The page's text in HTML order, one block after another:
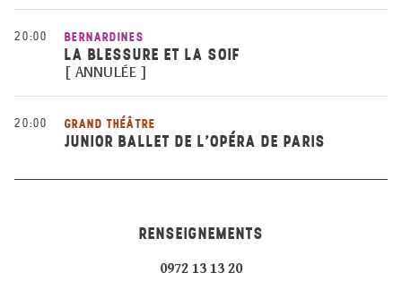
20:00 BERNARDINES
LA BLESSURE ET LA SOIF
[ ANNULÉE ]
20:00 GRAND THÉÂTRE
JUNIOR BALLET DE L'OPÉRA DE PARIS
RENSEIGNEMENTS
0972 13 13 20